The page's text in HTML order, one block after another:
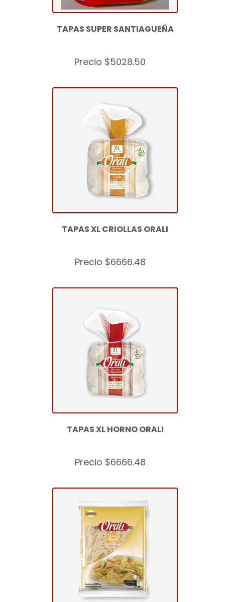
TAPAS SUPER SANTIAGUEÑA
Precio $5028.50
TAPAS XL CRIOLLAS ORALI
Precio $6666.48
TAPAS XL HORNO ORALI
Precio $6666.48